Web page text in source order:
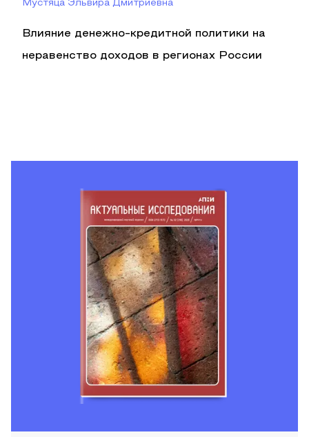
Мустяца Эльвира Дмитриевна
Влияние денежно-кредитной политики на
неравенство доходов в регионах России